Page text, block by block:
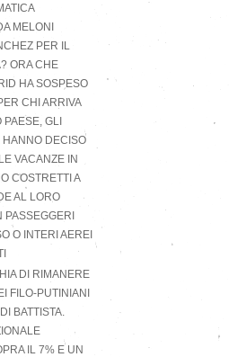
MELONI
PER IL
ORA CHE
HA SOSPESO
CHI ARRIVA
GLI
HANNO DECISO
VACANZE IN
COSTRETTI A
AL LORO
O INTERI AEREI
DI RIMANERE
FILO-PUTINIANI
BATTISTA.
IL 7% E UN